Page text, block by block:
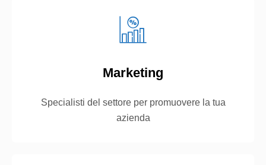
Marketing
Specialisti del settore per promuovere la tua
azienda